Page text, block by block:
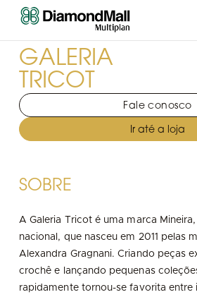
GALERIA
TRICOT
Fale conosco
Ir até a loja
SOBRE
A Galeria Tricot é uma marca
nacional, que nasceu em 2011 pelas
Alexandra Gragnani. Criando peças
crochê e lançando pequenas
rapidamente tornou-se favorita entre